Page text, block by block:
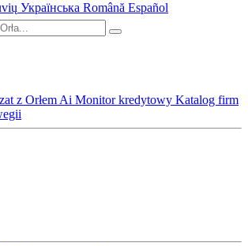
Українська Română Español
z Orłem Ai Monitor kredytowy Katalog firm